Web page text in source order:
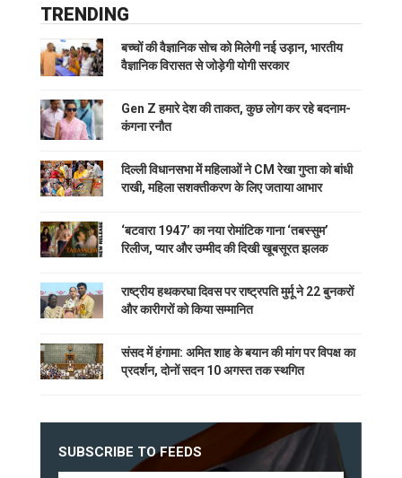
TRENDING
बच्चों की वैज्ञानिक सोच को मिलेगी नई उड़ान, भारतीय
वैज्ञानिक विरासत से जोड़ेगी योगी सरकार
Gen Z हमारे देश की ताकत, कुछ लोग कर रहे बदनाम-
कंगना रनौत
दिल्ली विधानसभा में महिलाओं ने CM रेखा गुप्ता को बांधी
राखी, महिला सशक्तीकरण के लिए जताया आभार
‘बटवारा 1947’ का नया रोमांटिक गाना ‘तबस्सुम’
रिलीज, प्यार और उम्मीद की दिखी खूबसूरत झलक
राष्ट्रीय हथकरघा दिवस पर राष्ट्रपति मुर्मू ने 22 बुनकरों
और कारीगरों को किया सम्मानित
संसद में हंगामा: अमित शाह के बयान की मांग पर विपक्ष का
प्रदर्शन, दोनों सदन 10 अगस्त तक स्थगित
SUBSCRIBE TO FEEDS